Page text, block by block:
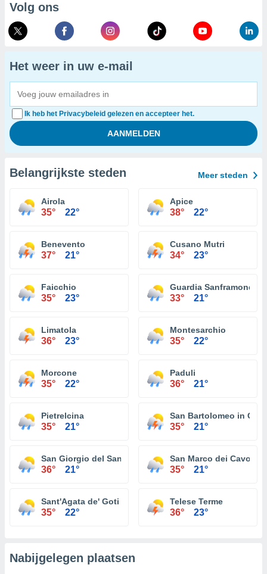
Volg ons
Het weer in uw e-mail
Ik heb het Privacybeleid gelezen en accepteer het.
Belangrijkste steden Meer steden
Airola
35° 22°
Apice
38° 22°
Benevento
37° 21°
Cusano Mutri
34° 23°
Faicchio
35° 23°
Guardia Sanframondi
33° 21°
Limatola
36° 23°
Montesarchio
35° 22°
Morcone
35° 22°
Paduli
36° 21°
Pietrelcina
35° 21°
San Bartolomeo in
35° 21°
San Giorgio del Sannio
36° 21°
San Marco dei Cavoti
35° 21°
Sant'Agata de' Goti
35° 22°
Telese Terme
36° 23°
Nabijgelegen plaatsen